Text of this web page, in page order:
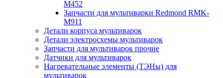
M452
Запчасти для мультиварки Redmond RMK-
M911
Детали корпуса мультиварок
Детали электросхемы мультиварок
Запчасти для мультиварок прочие
Датчики для мультиварок
Нагревательные элементы (ТЭНы) для
мультиварок